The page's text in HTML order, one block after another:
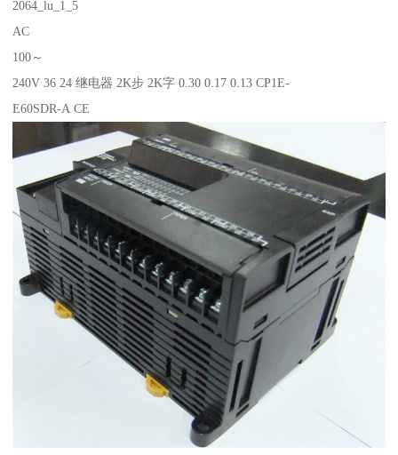
2064_lu_1_5
AC
100～
240V 36 24 继电器 2K步 2K字 0.30 0.17 0.13 CP1E-
E60SDR-A CE